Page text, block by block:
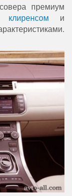
премиум
клиренсом и